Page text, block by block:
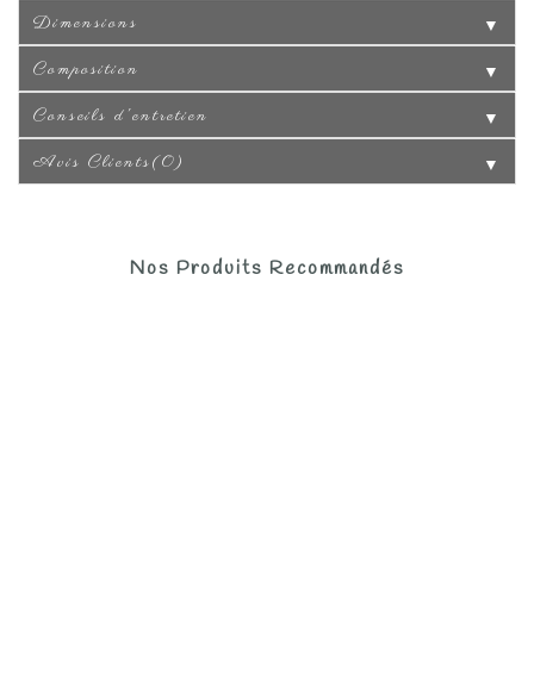
Dimensions ▼
Composition ▼
Conseils d'entretien ▼
Avis Clients(0) ▼
Nos Produits Recommandés